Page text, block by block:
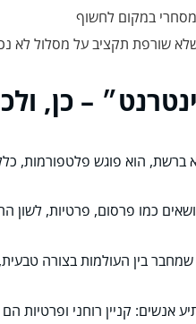
במקום לחשוף
שורפת תקציב על מסלול לא
– כן,
ברשת, הוא פוגש פלטפורמות,
כמו פרסום, פרטיות, לשון
בין העולמות בצורה
אנשים: קניין רוחני ופרטיות